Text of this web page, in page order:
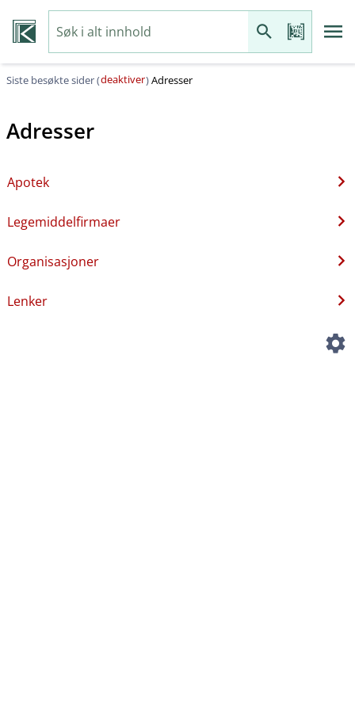
Siste besøkte sider (deaktiver)Adresser
Adresser
Apotek
Legemiddelfirmaer
Organisasjoner
Lenker